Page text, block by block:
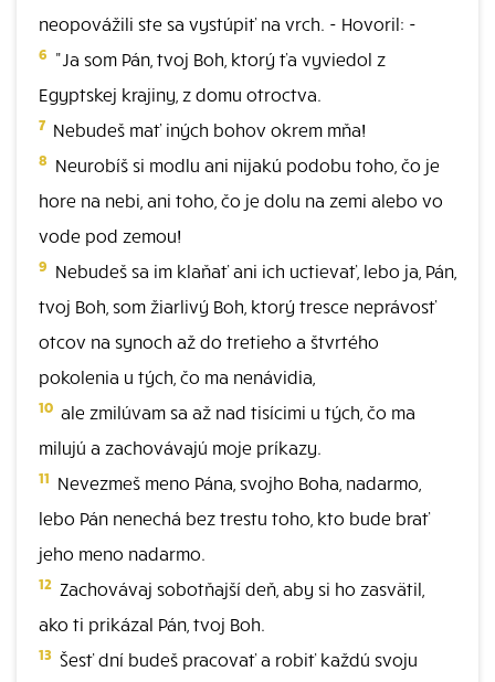
neopovážili ste sa vystúpiť na vrch. - Hovoril: -
6 "Ja som Pán, tvoj Boh, ktorý ťa vyviedol z
Egyptskej krajiny, z domu otroctva.
7 Nebudeš mať iných bohov okrem mňa!
8 Neurobíš si modlu ani nijakú podobu toho, čo je
hore na nebi, ani toho, čo je dolu na zemi alebo vo
vode pod zemou!
9 Nebudeš sa im klaňať ani ich uctievať, lebo ja, Pán,
tvoj Boh, som žiarlivý Boh, ktorý tresce neprávosť
otcov na synoch až do tretieho a štvrtého
pokolenia u tých, čo ma nenávidia,
10 ale zmilúvam sa až nad tisícimi u tých, čo ma
milujú a zachovávajú moje príkazy.
11 Nevezmeš meno Pána, svojho Boha, nadarmo,
lebo Pán nenechá bez trestu toho, kto bude brať
jeho meno nadarmo.
12 Zachovávaj sobotňajší deň, aby si ho zasvätil,
ako ti prikázal Pán, tvoj Boh.
13 Šesť dní budeš pracovať a robiť každú svoju